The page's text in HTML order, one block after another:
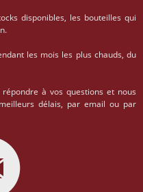
disponibles, les bouteilles qui
les mois les plus chauds, du
à vos questions et nous
délais, par email ou par